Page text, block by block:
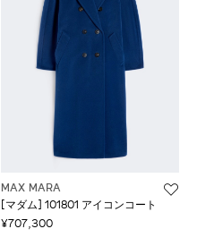
MAX MARA
[マダム] 101801 アイコンコート
¥707,300